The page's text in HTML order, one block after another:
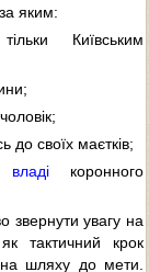
яким:
Київським
до своїх маєтків;
владі коронного
звернути увагу на
тактичний крок
шляху до мети.